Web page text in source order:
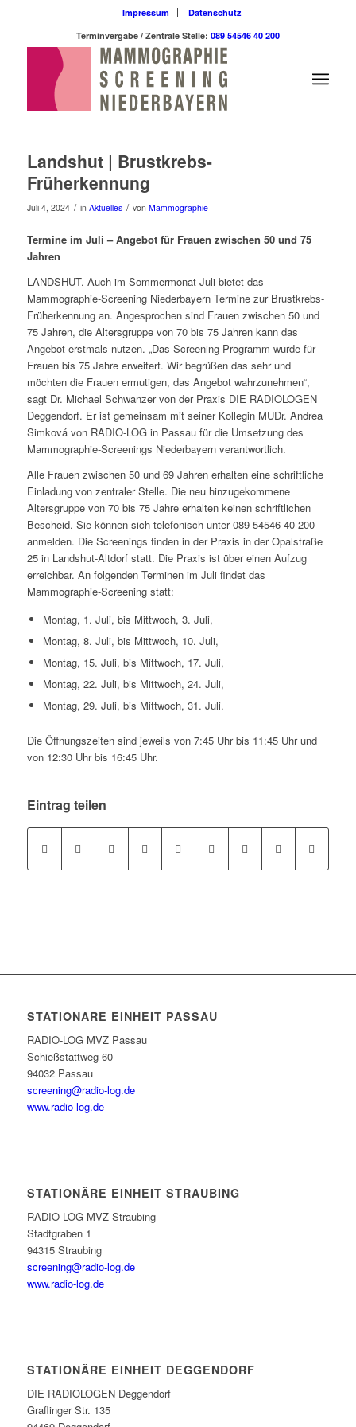
Impressum
Datenschutz
Terminvergabe / Zentrale Stelle: 089 54546 40 200
Landshut | Brustkrebs-
Früherkennung
Juli 4, 2024 / in Aktuelles / von Mammographie
Termine im Juli – Angebot für Frauen zwischen 50 und 75
Jahren
LANDSHUT. Auch im Sommermonat Juli bietet das
Mammographie-Screening Niederbayern Termine zur Brustkrebs-
Früherkennung an. Angesprochen sind Frauen zwischen 50 und
75 Jahren, die Altersgruppe von 70 bis 75 Jahren kann das
Angebot erstmals nutzen. „Das Screening-Programm wurde für
Frauen bis 75 Jahre erweitert. Wir begrüßen das sehr und
möchten die Frauen ermutigen, das Angebot wahrzunehmen“,
sagt Dr. Michael Schwanzer von der Praxis DIE RADIOLOGEN
Deggendorf. Er ist gemeinsam mit seiner Kollegin MUDr. Andrea
Simková von RADIO-LOG in Passau für die Umsetzung des
Mammographie-Screenings Niederbayern verantwortlich.
Alle Frauen zwischen 50 und 69 Jahren erhalten eine schriftliche
Einladung von zentraler Stelle. Die neu hinzugekommene
Altersgruppe von 70 bis 75 Jahre erhalten keinen schriftlichen
Bescheid. Sie können sich telefonisch unter 089 54546 40 200
anmelden. Die Screenings finden in der Praxis in der Opalstraße
25 in Landshut-Altdorf statt. Die Praxis ist über einen Aufzug
erreichbar. An folgenden Terminen im Juli findet das
Mammographie-Screening statt:
Montag, 1. Juli, bis Mittwoch, 3. Juli,
Montag, 8. Juli, bis Mittwoch, 10. Juli,
Montag, 15. Juli, bis Mittwoch, 17. Juli,
Montag, 22. Juli, bis Mittwoch, 24. Juli,
Montag, 29. Juli, bis Mittwoch, 31. Juli.
Die Öffnungszeiten sind jeweils von 7:45 Uhr bis 11:45 Uhr und
von 12:30 Uhr bis 16:45 Uhr.
Eintrag teilen
STATIONÄRE EINHEIT PASSAU
RADIO-LOG MVZ Passau
Schießstattweg 60
94032 Passau
screening@radio-log.de
www.radio-log.de
STATIONÄRE EINHEIT STRAUBING
RADIO-LOG MVZ Straubing
Stadtgraben 1
94315 Straubing
screening@radio-log.de
www.radio-log.de
STATIONÄRE EINHEIT DEGGENDORF
DIE RADIOLOGEN Deggendorf
Graflinger Str. 135